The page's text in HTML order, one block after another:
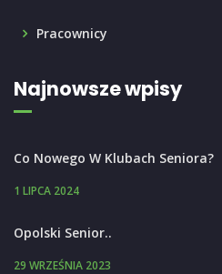
Pracownicy
Najnowsze wpisy
Co Nowego W Klubach Seniora?
1 LIPCA 2024
Opolski Senior..
29 WRZEŚNIA 2023